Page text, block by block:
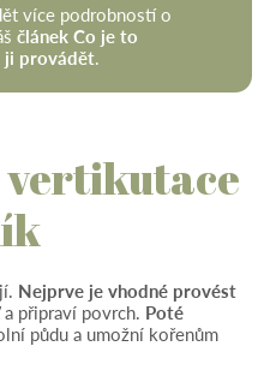
více podrobností o
článek Co je to
ji provádět.
vertikutace
Nejprve je vhodné provést
připraví povrch. Poté
půdu a umožní kořenům